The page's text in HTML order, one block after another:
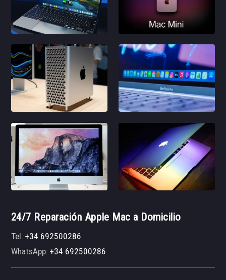
24/7 Reparación Apple Mac a Domicilio
Tel:+34 692500286
WhatsApp:+34 692500286